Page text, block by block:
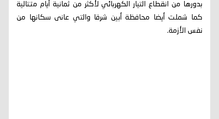
بدورها من انقطاع التيار الكهربائي لأكثر من ثمانية أيام متتالية
كما شملت أيضا محافظة أبين شرقا والتي عانى سكانها من
نفس الأزمة.